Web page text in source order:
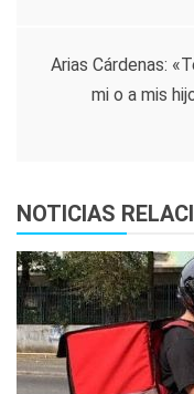
entradas
Arias Cárdenas:
mi o a mis
NOTICIAS